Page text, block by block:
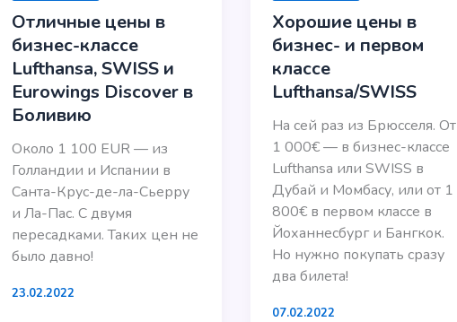
Отличные цены в
бизнес-классе
Lufthansa, SWISS и
Eurowings Discover в
Боливию
Около 1 100 EUR — из
Голландии и Испании в
Санта-Крус-де-ла-Сьерру
и Ла-Пас. С двумя
пересадками. Таких цен не
было давно!
23.02.2022
Хорошие цены в
бизнес- и первом
классе
Lufthansa/SWISS
На сей раз из Брюсселя. От
1 000€ — в бизнес-классе
Lufthansa или SWISS в
Дубай и Момбасу, или от 1
800€ в первом классе в
Йоханнесбург и Бангкок.
Но нужно покупать сразу
два билета!
07.02.2022